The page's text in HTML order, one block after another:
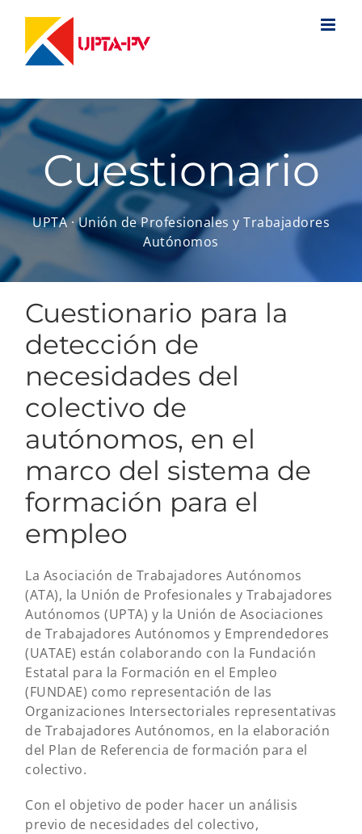
contenido
Cuestionario
UPTA · Unión de Profesionales y Trabajadores
Autónomos
Cuestionario para la
detección de
necesidades del
colectivo de
autónomos, en el
marco del sistema de
formación para el
empleo
La Asociación de Trabajadores Autónomos
(ATA), la Unión de Profesionales y Trabajadores
Autónomos (UPTA) y la Unión de Asociaciones
de Trabajadores Autónomos y Emprendedores
(UATAE) están colaborando con la Fundación
Estatal para la Formación en el Empleo
(FUNDAE) como representación de las
Organizaciones Intersectoriales representativas
de Trabajadores Autónomos, en la elaboración
del Plan de Referencia de formación para el
colectivo.
Con el objetivo de poder hacer un análisis
previo de necesidades del colectivo,